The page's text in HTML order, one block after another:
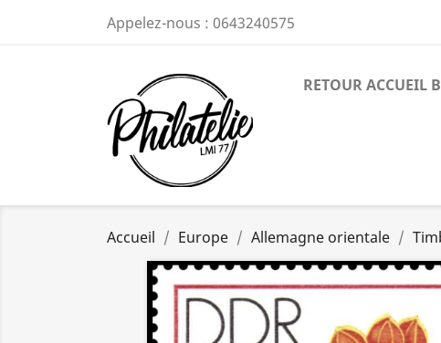
Appelez-nous : 0643240575
RETOUR ACCUEIL
Accueil Europe Allemagne orientale